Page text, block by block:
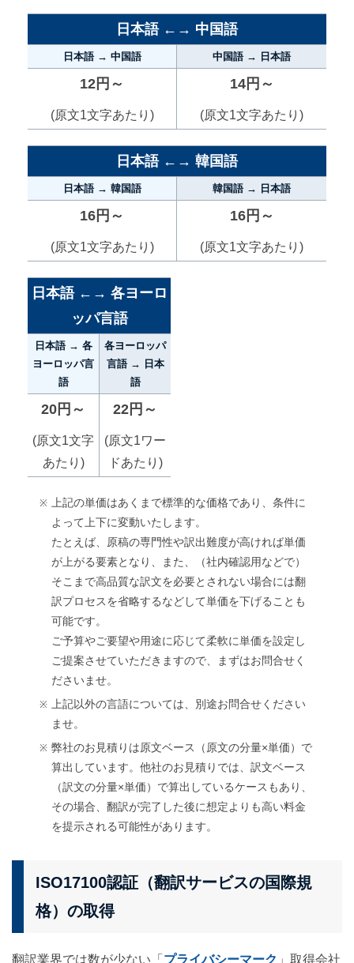
日本語 ←→ 中国語
日本語 → 中国語 中国語 → 日本語
12円～
(原文1文字あたり)
14円～
(原文1文字あたり)
日本語 ←→ 韓国語
日本語 → 韓国語 韓国語 → 日本語
16円～
(原文1文字あたり)
16円～
(原文1文字あたり)
日本語 ←→ 各ヨーロ
ッパ言語
日本語 → 各
ヨーロッパ言
語
各ヨーロッパ
言語 → 日本
語
20円～
(原文1文字
あたり)
22円～
(原文1ワー
ドあたり)
上記の単価はあくまで標準的な価格であり、条件に
よって上下に変動いたします。
たとえば、原稿の専門性や訳出難度が高ければ単価
が上がる要素となり、また、（社内確認用などで）
そこまで高品質な訳文を必要とされない場合には翻
訳プロセスを省略するなどして単価を下げることも
可能です。
ご予算やご要望や用途に応じて柔軟に単価を設定し
ご提案させていただきますので、まずはお問合せく
ださいませ。
上記以外の言語については、別途お問合せください
ませ。
弊社のお見積りは原文ベース（原文の分量×単価）で
算出しています。他社のお見積りでは、訳文ベース
（訳文の分量×単価）で算出しているケースもあり、
その場合、翻訳が完了した後に想定よりも高い料金
を提示される可能性があります。
ISO17100認証（翻訳サービスの国際規
格）の取得
翻訳業界では数が少ない「 プライバシーマーク 」取得会社